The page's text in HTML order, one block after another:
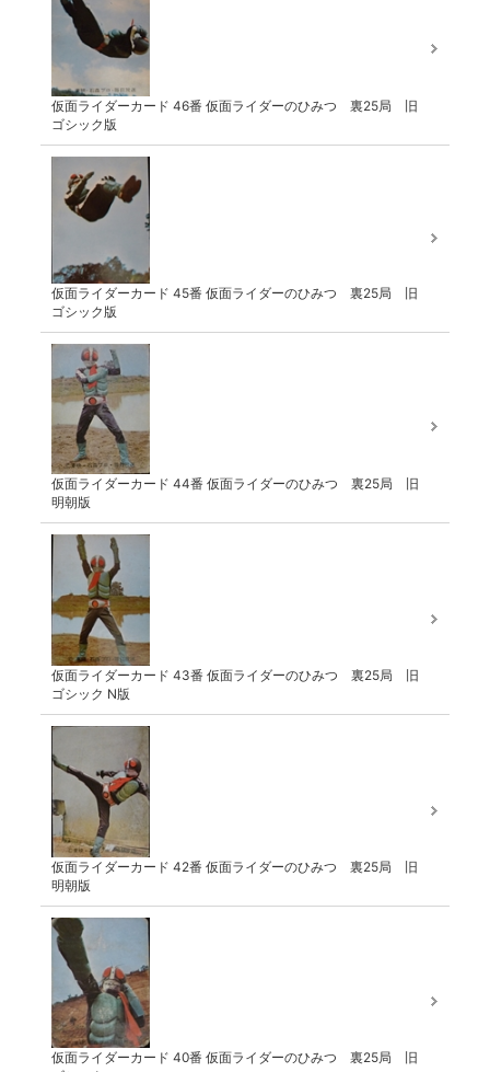
仮面ライダーカード 46番 仮面ライダーのひみつ 裏25局 旧
ゴシック版
仮面ライダーカード 45番 仮面ライダーのひみつ 裏25局 旧
ゴシック版
仮面ライダーカード 44番 仮面ライダーのひみつ 裏25局 旧
明朝版
仮面ライダーカード 43番 仮面ライダーのひみつ 裏25局 旧
ゴシック N版
仮面ライダーカード 42番 仮面ライダーのひみつ 裏25局 旧
明朝版
仮面ライダーカード 40番 仮面ライダーのひみつ 裏25局 旧